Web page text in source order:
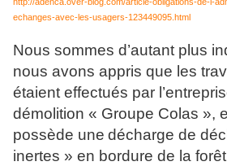
echanges-avec-les-usagers-123449095.html
Nous sommes d’autant plus
nous avons appris que les
étaient effectués par
démolition « Groupe Colas »,
possède une décharge de
inertes » en bordure de la